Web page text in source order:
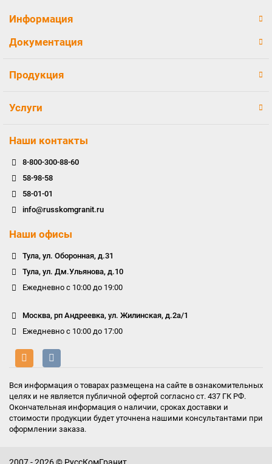
Информация
Документация
Продукция
Услуги
Наши контакты
8-800-300-88-60
58-98-58
58-01-01
info@russkomgranit.ru
Наши офисы
Тула, ул. Оборонная, д.31
Тула, ул. Дм.Ульянова, д.10
Ежедневно с 10:00 до 19:00
Москва, рп Андреевка, ул. Жилинская, д.2а/1
Ежедневно с 10:00 до 17:00
Вся информация о товарах размещена на сайте в ознакомительных
целях и не является публичной офертой согласно ст. 437 ГК РФ.
Окончательная информация о наличии, сроках доставки и
стоимости продукции будет уточнена нашими консультантами при
оформлении заказа.